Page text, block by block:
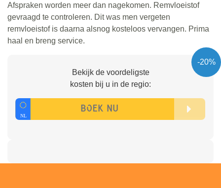
Afspraken worden meer dan nagekomen. Remvloeistof
gevraagd te controleren. Dit was men vergeten
remvloeistof is daarna alsnog kosteloos vervangen. Prima
haal en breng service.
-20%
Bekijk de voordeligste
kosten bij u in de regio: